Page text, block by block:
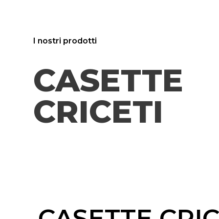
I nostri prodotti
CASETTE
CRICETI